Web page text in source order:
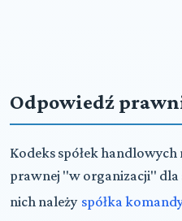
Odpowiedź
Kodeks spółek
prawnej "w organizacji" dla
nich należy spółka